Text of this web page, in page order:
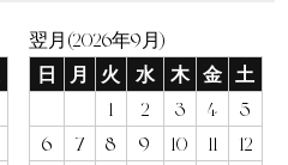
翌月(2026年9月)
日
月 火 水 木 金
土
1
2 3 4
5
6
7 8 9 10 11
12